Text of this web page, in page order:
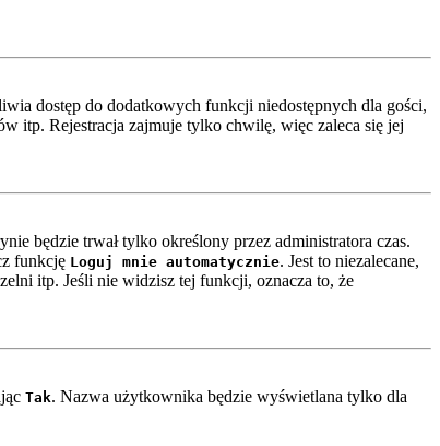
dostęp do dodatkowych funkcji niedostępnych dla gości,
itp. Rejestracja zajmuje tylko chwilę, więc zaleca się jej
będzie trwał tylko określony przez administratora czas.
funkcję Loguj mnie automatycznie. Jest to niezalecane,
itp. Jeśli nie widzisz tej funkcji, oznacza to, że
Tak. Nazwa użytkownika będzie wyświetlana tylko dla